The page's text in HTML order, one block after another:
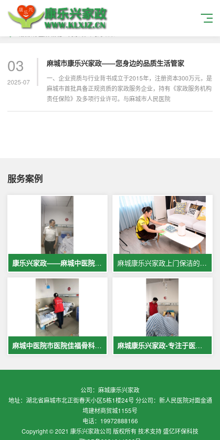
03
2025-07
麻城市康乐兴家政——您身边的品质生活管家
一、企业资质与行业背书成立于2015年，注册资本300万元，是
麻城市首批具备正规资质的家政服务企业，持有《家政服务机构
责任保险》及多项行业许可。与麻城市人民医院
服务案例
康乐兴家政——麻城中医院专业护工服务，让爱与专业同行 麻城康乐兴家政上门保洁的案例
麻城中医院市医院佳福骨科医院铁路医院护工案例展示 麻城康乐兴家政-专注于医院护理，致力于打造全麻城优质护工护理
公司：麻城康乐兴家政
地址：湖北省麻城市北正街春天小区5栋1楼24号 分公司：新人民医院对面金通
塆建材商贸城1155号
电话：19972888166
Copyright © 2021 康乐兴家政公司 版权所有 技术支持 盛亿环保科技